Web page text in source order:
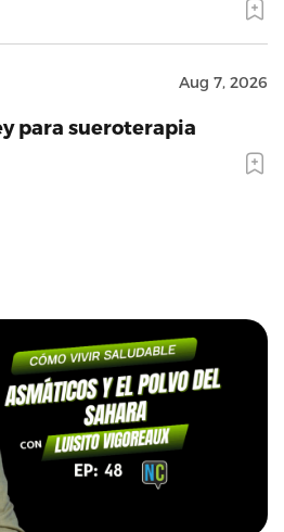
Aug 7, 2026
para sueroterapia